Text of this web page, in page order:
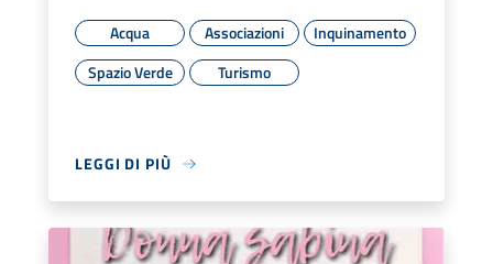
Acqua Associazioni
Inquinamento
Spazio Verde
Turismo
LEGGI DI PIÙ